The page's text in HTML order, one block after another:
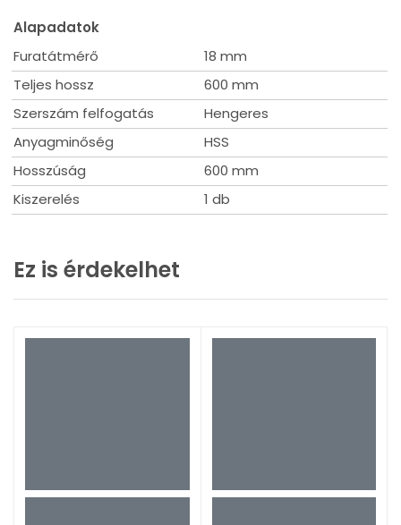
Alapadatok
Furatátmérő
18 mm
Teljes hossz
600 mm
Szerszám felfogatás
Hengeres
Anyagminőség
HSS
Hosszúság
600 mm
Kiszerelés
1 db
Ez is érdekelhet